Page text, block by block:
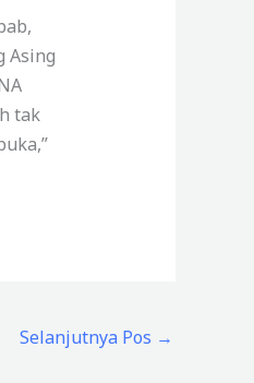
Asing
tak
Selanjutnya Pos →